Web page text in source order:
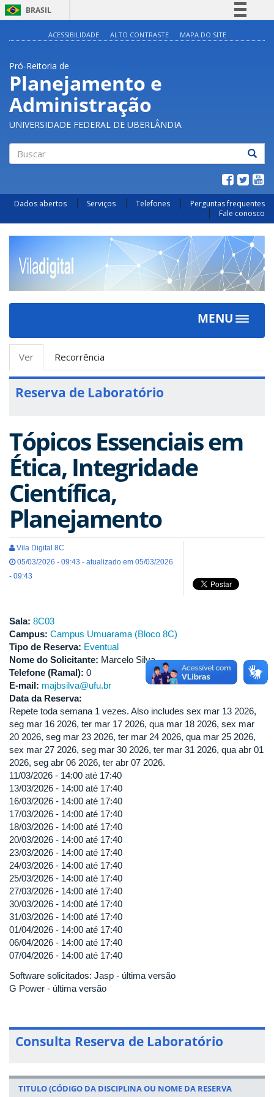
BRASIL
Acesso à informação
ACESSIBILIDADE ALTO CONTRASTE MAPA DO SITE
Pró-Reitoria de
Planejamento e
Administração
UNIVERSIDADE FEDERAL DE UBERLÂNDIA
Dados abertos Serviços Telefones
Perguntas frequentes
Fale conosco
MENU
Toggle
Abas
primárias
Ver
ativa)
Recorrência
Reserva de Laboratório
Tópicos Essenciais em
Ética, Integridade
Científica,
Planejamento
Vila Digital 8C
05/03/2026 - 09:43 - atualizado em 05/03/2026
- 09:43
Sala: 8C03
Campus: Campus Umuarama (Bloco 8C)
Tipo de Reserva: Eventual
Nome do Solicitante: Marcelo Silva
Telefone (Ramal): 0
E-mail: majbsilva@ufu.br
Data da Reserva:
Repete toda semana 1 vezes. Also includes sex mar 13 2026,
seg mar 16 2026, ter mar 17 2026, qua mar 18 2026, sex mar
20 2026, seg mar 23 2026, ter mar 24 2026, qua mar 25 2026,
sex mar 27 2026, seg mar 30 2026, ter mar 31 2026, qua abr 01
2026, seg abr 06 2026, ter abr 07 2026.
11/03/2026 - 14:00 até 17:40
13/03/2026 - 14:00 até 17:40
16/03/2026 - 14:00 até 17:40
17/03/2026 - 14:00 até 17:40
18/03/2026 - 14:00 até 17:40
20/03/2026 - 14:00 até 17:40
23/03/2026 - 14:00 até 17:40
24/03/2026 - 14:00 até 17:40
25/03/2026 - 14:00 até 17:40
27/03/2026 - 14:00 até 17:40
30/03/2026 - 14:00 até 17:40
31/03/2026 - 14:00 até 17:40
01/04/2026 - 14:00 até 17:40
06/04/2026 - 14:00 até 17:40
07/04/2026 - 14:00 até 17:40
Software solicitados: Jasp - última versão
G Power - última versão
Consulta Reserva de Laboratório
TITULO (CÓDIGO DA DISCIPLINA OU NOME DA RESERVA